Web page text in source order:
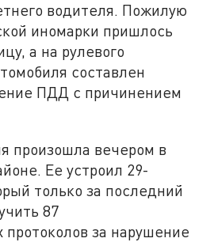
водителя. Пожилую
иномарки пришлось
а на рулевого
составлен
ПДД с причинением
произошла вечером в
Ее устроил 29-
только за последний
87
за нарушение